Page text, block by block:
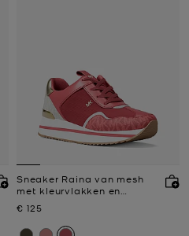
Sneaker Raina van mesh
met kleurvlakken en
kenmerkend logo
Nu
€ 125